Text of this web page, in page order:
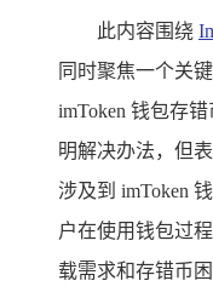
此内容围绕
同时聚焦一个关
imToken 钱包存
明解决办法，但
涉及到 imToken
户在使用钱包过
载需求和存错币